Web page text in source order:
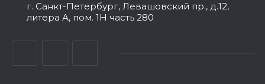
г. Санкт-Петербург, Левашовский пр., д.12,
литера А, пом. 1Н часть 280